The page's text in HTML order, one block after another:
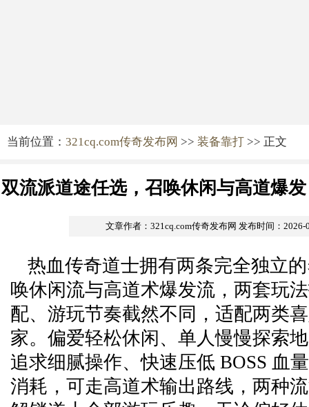
当前位置： 321cq.com传奇发布网 >> 装备靠打 >> 正文
双流派道途任选，召唤休闲与高道爆
不同游玩体验
文章作者：321cq.com传奇发布网 发布时间：2026-
热血传奇道士拥有两条完全独立
唤休闲流与高道术爆发流，两套玩
配、游玩节奏截然不同，适配两类
家。偏爱轻松休闲、单人慢慢探索
追求细腻操作、快速压低 BOSS 血
消耗，可走高道术输出路线，两种